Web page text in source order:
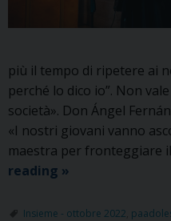
più il tempo di ripetere ai
perché lo dico io”. Non
società». Don Ángel
«I nostri giovani vanno
maestra per fronteggiare
reading Intervista
Rettor
»
Insieme - ottobre 2022